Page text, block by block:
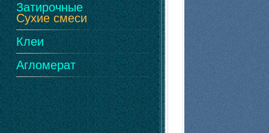
Затирочные
Сухие смеси
Клеи
Агломерат